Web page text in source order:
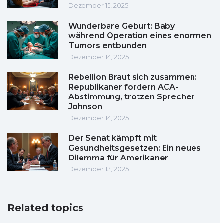
Dezember 15, 2025
Wunderbare Geburt: Baby
während Operation eines enormen
Tumors entbunden
Dezember 14, 2025
Rebellion Braut sich zusammen:
Republikaner fordern ACA-
Abstimmung, trotzen Sprecher
Johnson
Dezember 14, 2025
Der Senat kämpft mit
Gesundheitsgesetzen: Ein neues
Dilemma für Amerikaner
Dezember 13, 2025
Related topics